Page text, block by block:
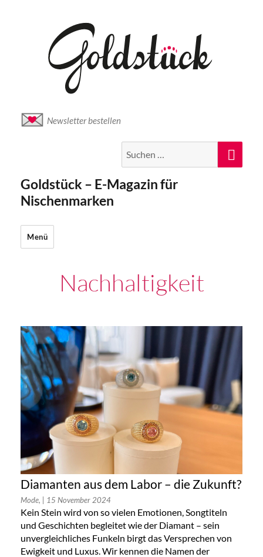
Newsletter bestellen
nach:
Goldstück – E-Magazin für
Nischenmarken
Menü
Nachhaltigkeit
Diamanten aus dem Labor – die Zukunft?
Mode, | 15 November 2024
Kein Stein wird von so vielen Emotionen, Songtiteln
und Geschichten begleitet wie der Diamant – sein
unvergleichliches Funkeln birgt das Versprechen von
Ewigkeit und Luxus. Wir kennen die Namen der